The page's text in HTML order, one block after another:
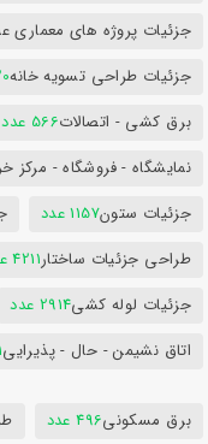
جزئیات پروژه های معماری
جزئیات طراحی تسویه خانه
برق کشی - اتصالات566 عدد
نمایشگاه - فروشگاه - مرکز
جزئیات ستون1157 عدد
طراحی جزئیات ساختار4211 عدد
جزئیات لوله کشی2914 عدد
اتاق نشیمن - حال - پذیرایی
برق مسکونی496 عدد